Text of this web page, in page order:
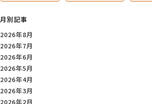
月別記事
2026年8月
2026年7月
2026年6月
2026年5月
2026年4月
2026年3月
2026年2月